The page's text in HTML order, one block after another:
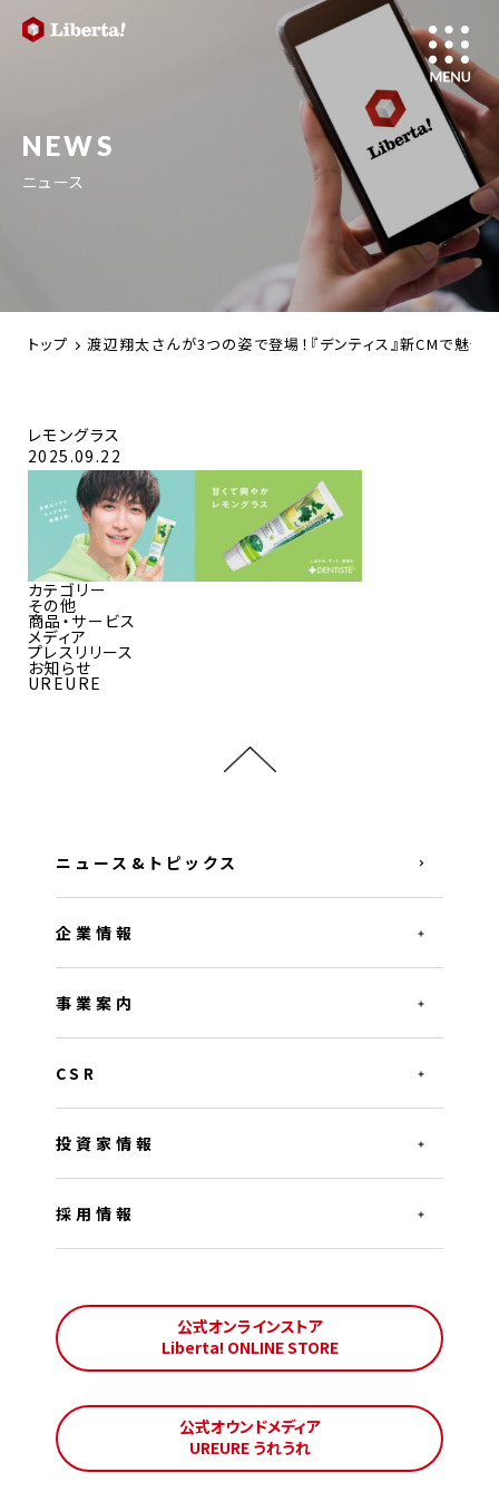
NEWS
ニュース
トップ 渡辺翔太さんが3つの姿で登場！『デンティス』新CMで魅
レモングラス
2025.09.22
カテゴリー
その他
商品・サービス
メディア
プレスリリース
お知らせ
UREURE
ニュース&トピックス
企業情報
事業案内
CSR
投資家情報
採用情報
公式オンラインストア
Liberta! ONLINE STORE
公式オウンドメディア
UREURE うれうれ